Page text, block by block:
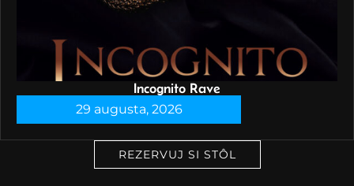
Incognito Rave
29 augusta, 2026
REZERVUJ SI STÔL